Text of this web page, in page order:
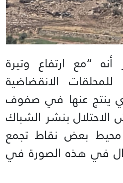
“مع ارتفاع وتيرة
الانقضاضية
ينتج عنها في صفوف
الاحتلال بنشر الشباك
بعض نقاط تجمع
في هذه الصورة في